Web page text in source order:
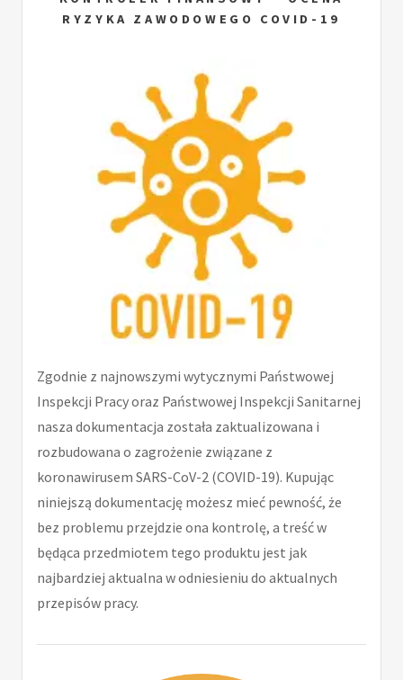
RYZYKA ZAWODOWEGO COVID-19
Zgodnie z najnowszymi wytycznymi Państwowej
Inspekcji Pracy oraz Państwowej Inspekcji Sanitarnej
nasza dokumentacja została zaktualizowana i
rozbudowana o zagrożenie związane z
koronawirusem SARS-CoV-2 (COVID-19). Kupując
niniejszą dokumentację możesz mieć pewność, że
bez problemu przejdzie ona kontrolę, a treść w
będąca przedmiotem tego produktu jest jak
najbardziej aktualna w odniesieniu do aktualnych
przepisów pracy.